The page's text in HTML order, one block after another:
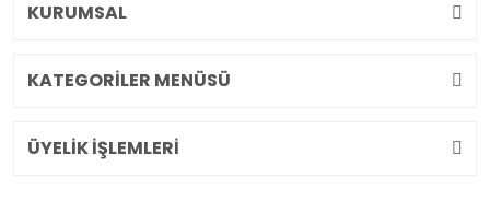
KURUMSAL
KATEGORİLER MENÜSÜ
ÜYELİK İŞLEMLERİ